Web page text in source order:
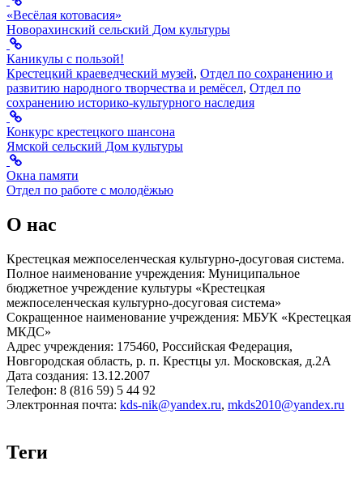
«Весёлая котовасия»
Новорахинский сельский Дом культуры
Каникулы с пользой!
Крестецкий краеведческий музей, Отдел по сохранению и
развитию народного творчества и ремёсел, Отдел по
сохранению историко-культурного наследия
Конкурс крестецкого шансона
Ямской сельский Дом культуры
Окна памяти
Отдел по работе с молодёжью
О нас
Крестецкая межпоселенческая культурно-досуговая система.
Полное наименование учреждения: Муниципальное
бюджетное учреждение культуры «Крестецкая
межпоселенческая культурно-досуговая система»
Сокращенное наименование учреждения: МБУК «Крестецкая
МКДС»
Адрес учреждения: 175460, Российская Федерация,
Новгородская область, р. п. Крестцы ул. Московская, д.2А
Дата создания: 13.12.2007
Телефон: 8 (816 59) 5 44 92
Электронная почта: kds-nik@yandex.ru, mkds2010@yandex.ru
Теги